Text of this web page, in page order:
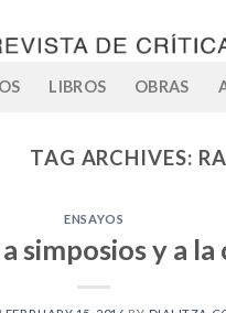
LIBROS OBRAS
TAG ARCHIVES:
ENSAYOS
simposios y a